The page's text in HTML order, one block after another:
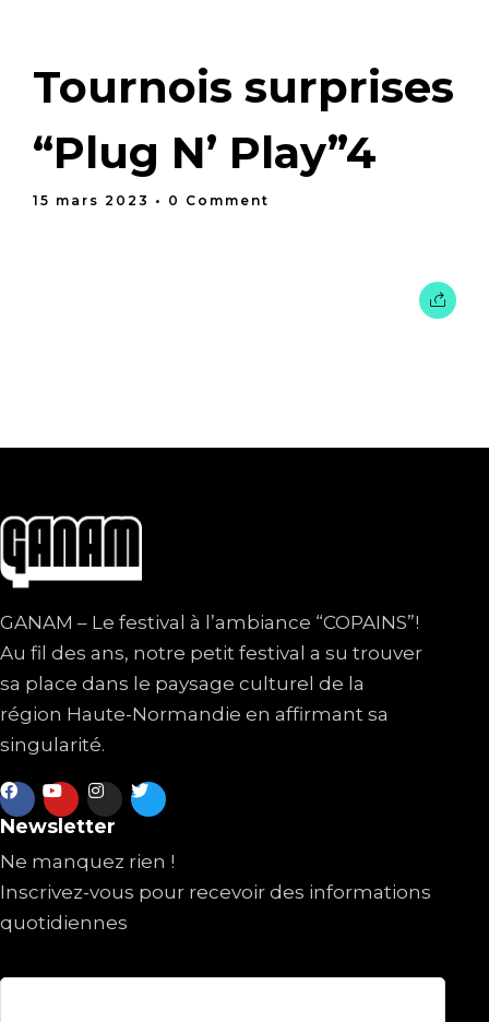
Tournois surprises
“Plug N’ Play”4
15 mars 2023 • 0 Comment
GANAM – Le festival à l’ambiance “COPAINS”!
Au fil des ans, notre petit festival a su trouver
sa place dans le paysage culturel de la
région Haute-Normandie en affirmant sa
singularité.
Newsletter
Ne manquez rien !
Inscrivez-vous pour recevoir des informations
quotidiennes